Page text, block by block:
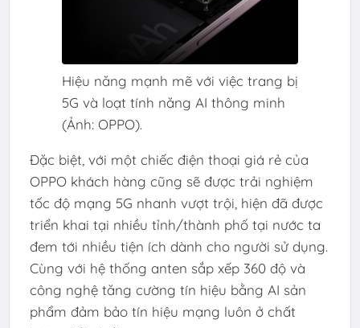
Hiệu năng mạnh mẽ với việc trang bị
5G và loạt tính năng AI thông minh
(Ảnh: OPPO).
Đặc biệt, với một chiếc điện thoại giá rẻ của
OPPO khách hàng cũng sẽ được trải nghiệm
tốc độ mạng 5G nhanh vượt trội, hiện đã được
triển khai tại nhiều tỉnh/thành phố tại nước ta
đem tới nhiều tiện ích dành cho người sử dụng.
Cùng với hệ thống anten sắp xếp 360 độ và
công nghệ tăng cường tín hiệu bằng AI sản
phẩm đảm bảo tín hiệu mạng luôn ở chất